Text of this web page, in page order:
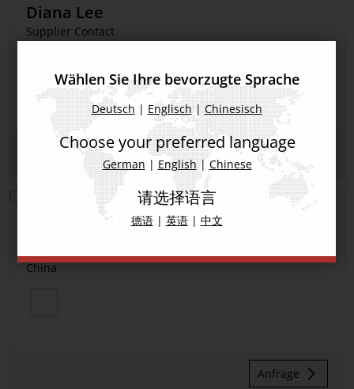
Diana Lee
Supplier Contact
Anfrage
Yong Wei Zheng
China
Anfrage
Wählen Sie Ihre bevorzugte Sprache
Deutsch | Englisch|Chinesisch
Choose your preferred language
German | English| Chinese
请选择语言
德语 | 英语 | 中文